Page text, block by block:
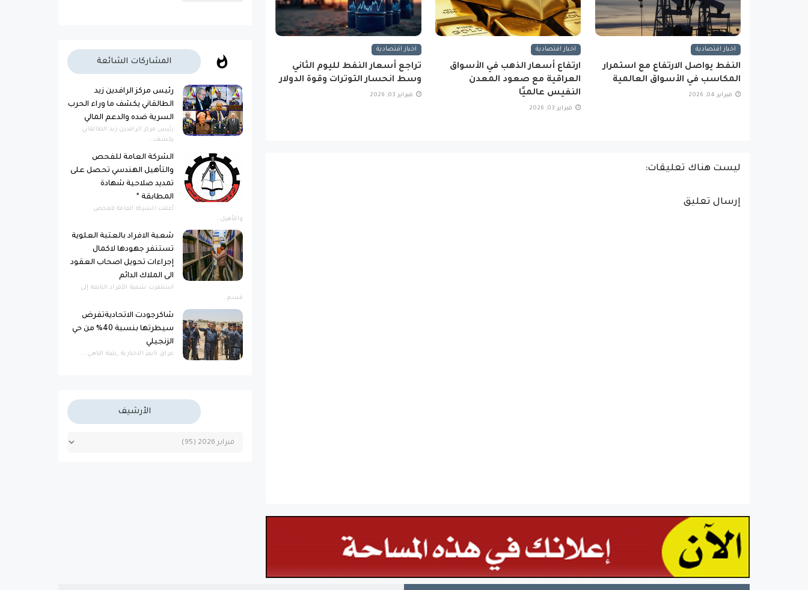
اخبار اقتصادية
النفط يواصل الارتفاع مع استمرار
المكاسب في الأسواق العالمية
فبراير 04, 2026
اخبار اقتصادية
ارتفاع أسعار الذهب في الأسواق
العراقية مع صعود المعدن
النفيس عالميًا
فبراير 03, 2026
اخبار اقتصادية
تراجع أسعار النفط لليوم الثاني
وسط انحسار التوترات وقوة الدولار
فبراير 03, 2026
ليست هناك تعليقات:
إرسال تعليق
المشاركات الشائعة
رئيس مركز الرافدين زيد
الطالقاني يكشف ما وراء الحرب
السرية ضده والدعم المالي
رئيس مركز الرافدين زيد الطالقاني
يكشف...
الشركة العامة للفحص
والتأهيل الهندسي تحصل على
تمديد صلاحية شهادة
المطابقة *
أعلنت الشركة العامة للفحص
والتأهيل...
شعبة الافراد بالعتبة العلوية
تستنفر جهودها لاكمال
إجراءات تحويل اصحاب العقود
الى الملاك الدائم
استنفرت شعبة الأفراد التابعة إلى
قسم...
شاكرجودت الاتحاديةتفرض
سيطرتها بنسبة 40% من حي
الزنجيلي
عراق تايمز الاخبارية _بثينة الناهي ...
الأرشيف